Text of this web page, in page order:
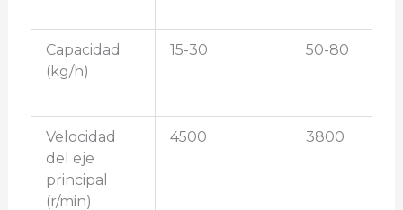
Capacidad
(kg/h)
15-30 50-80
Velocidad
del eje
principal
(r/min)
4500 3800